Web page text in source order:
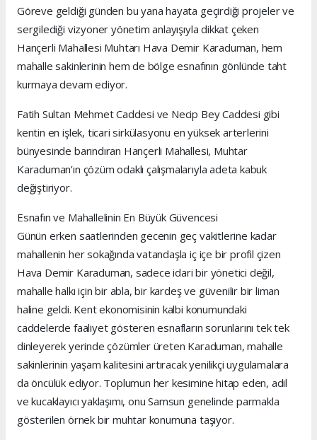
Göreve geldiği günden bu yana hayata geçirdiği projeler ve
sergilediği vizyoner yönetim anlayışıyla dikkat çeken
Hançerli Mahallesi Muhtarı Hava Demir Karaduman, hem
mahalle sakinlerinin hem de bölge esnafının gönlünde taht
kurmaya devam ediyor.
Fatih Sultan Mehmet Caddesi ve Necip Bey Caddesi gibi
kentin en işlek, ticari sirkülasyonu en yüksek arterlerini
bünyesinde barındıran Hançerli Mahallesi, Muhtar
Karaduman’ın çözüm odaklı çalışmalarıyla adeta kabuk
değiştiriyor.
Esnafın ve Mahallelinin En Büyük Güvencesi
Günün erken saatlerinden gecenin geç vakitlerine kadar
mahallenin her sokağında vatandaşla iç içe bir profil çizen
Hava Demir Karaduman, sadece idari bir yönetici değil,
mahalle halkı için bir abla, bir kardeş ve güvenilir bir liman
haline geldi. Kent ekonomisinin kalbi konumundaki
caddelerde faaliyet gösteren esnafların sorunlarını tek tek
dinleyerek yerinde çözümler üreten Karaduman, mahalle
sakinlerinin yaşam kalitesini artıracak yenilikçi uygulamalara
da öncülük ediyor. Toplumun her kesimine hitap eden, adil
ve kucaklayıcı yaklaşımı, onu Samsun genelinde parmakla
gösterilen örnek bir muhtar konumuna taşıyor.